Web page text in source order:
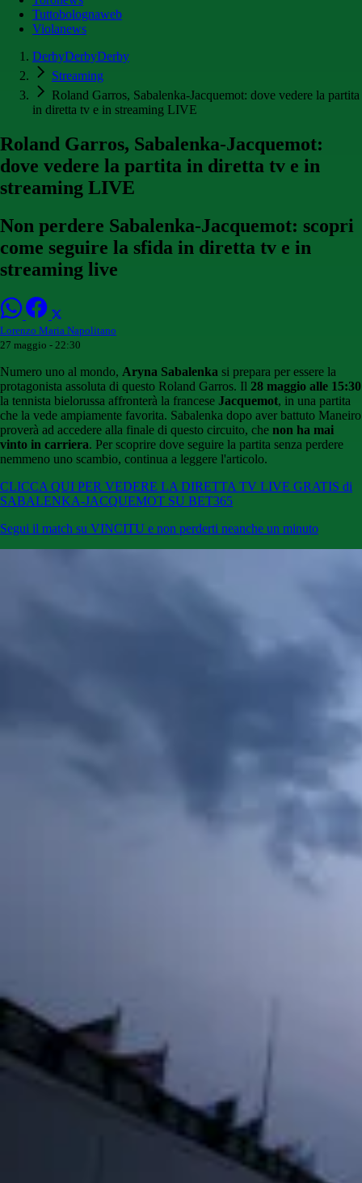
Tuttobolognaweb
Violanews
DerbyDerbyDerby
Streaming
Roland Garros, Sabalenka-Jacquemot: dove vedere la partita
in diretta tv e in streaming LIVE
Roland Garros, Sabalenka-Jacquemot:
dove vedere la partita in diretta tv e in
streaming LIVE
Non perdere Sabalenka-Jacquemot: scopri
come seguire la sfida in diretta tv e in
streaming live
Lorenzo Maria Napolitano
27 maggio - 22:30
Numero uno al mondo, Aryna Sabalenka si prepara per essere la
protagonista assoluta di questo Roland Garros. Il 28 maggio alle 15:30
la tennista bielorussa affronterà la francese Jacquemot, in una partita
che la vede ampiamente favorita. Sabalenka dopo aver battuto Maneiro
proverà ad accedere alla finale di questo circuito, che non ha mai
vinto in carriera. Per scoprire dove seguire la partita senza perdere
nemmeno uno scambio, continua a leggere l'articolo.
CLICCA QUI PER VEDERE LA DIRETTA TV LIVE GRATIS di
SABALENKA-JACQUEMOT SU BET365
Segui il match su VINCITU e non perderti neanche un minuto